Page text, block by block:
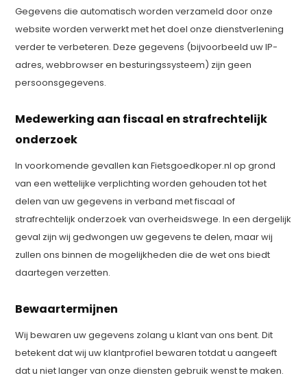
Gegevens die automatisch worden verzameld door onze
website worden verwerkt met het doel onze dienstverlening
verder te verbeteren. Deze gegevens (bijvoorbeeld uw IP-
adres, webbrowser en besturingssysteem) zijn geen
persoonsgegevens.
Medewerking aan fiscaal en strafrechtelijk
onderzoek
In voorkomende gevallen kan Fietsgoedkoper.nl op grond
van een wettelijke verplichting worden gehouden tot het
delen van uw gegevens in verband met fiscaal of
strafrechtelijk onderzoek van overheidswege. In een dergelijk
geval zijn wij gedwongen uw gegevens te delen, maar wij
zullen ons binnen de mogelijkheden die de wet ons biedt
daartegen verzetten.
Bewaartermijnen
Wij bewaren uw gegevens zolang u klant van ons bent. Dit
betekent dat wij uw klantprofiel bewaren totdat u aangeeft
dat u niet langer van onze diensten gebruik wenst te maken.